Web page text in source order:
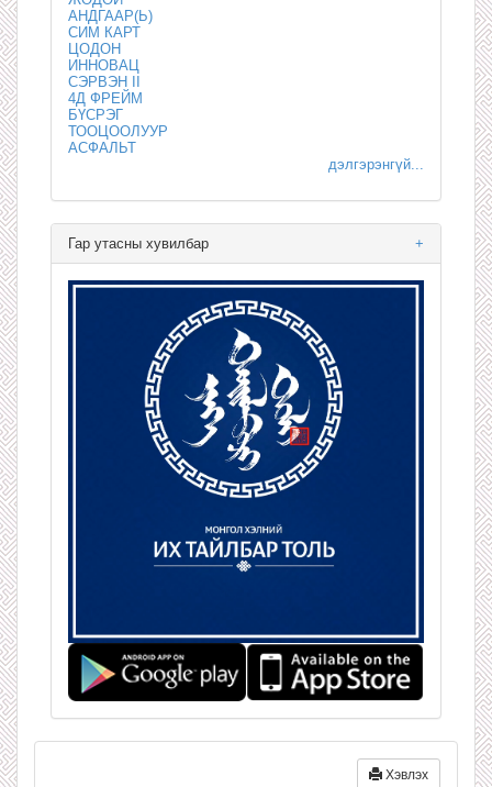
АНДГААР(Ь)
СИМ КАРТ
ЦОДОН
ИННОВАЦ
СЭРВЭН II
4Д ФРЕЙМ
БҮСРЭГ
ТООЦООЛУУР
АСФАЛЬТ
дэлгэрэнгүй...
+
Гар утасны хувилбар
Хэвлэх